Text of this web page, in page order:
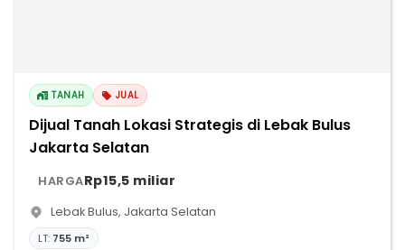
TANAH JUAL
Dijual Tanah Lokasi Strategis di Lebak Bulus
Jakarta Selatan
HARGARp15,5 miliar
Lebak Bulus, Jakarta Selatan
LT: 755 m²